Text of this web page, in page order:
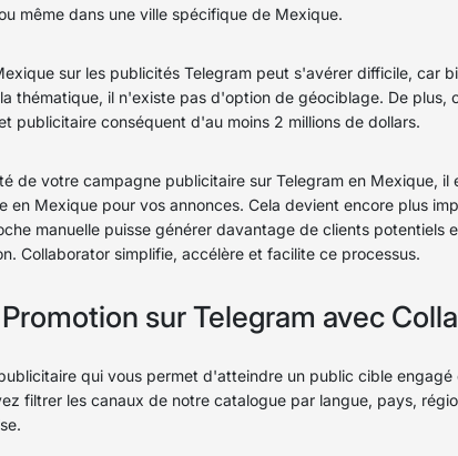
même dans une ville spécifique de Mexique.
sur les publicités Telegram peut s'avérer difficile, car
thématique, il n'existe pas d'option de géociblage. De plus,
publicitaire conséquent d'au moins 2 millions de dollars.
de votre campagne publicitaire sur Telegram en Mexique,
en Mexique pour vos annonces. Cela devient encore plus
manuelle puisse générer davantage de clients
Collaborator simplifie, accélère et facilite ce processus.
sur Telegram avec
qui vous permet d'atteindre un public cible
filtrer les canaux de notre catalogue par langue, pays,